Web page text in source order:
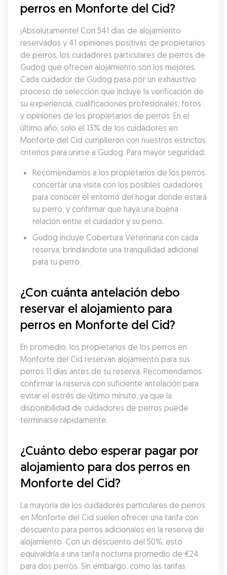
perros en Monforte del Cid?
¡Absolutamente! Con 541 días de alojamiento
reservados y 41 opiniones positivas de propietarios
de perros, los cuidadores particulares de perros de
Gudog que ofrecen alojamiento son los mejores.
Cada cuidador de Gudog pasa por un exhaustivo
proceso de selección que incluye la verificación de
su experiencia, cualificaciones profesionales, fotos
y opiniones de los propietarios de perros. En el
último año, solo el 13% de los cuidadores en
Monforte del Cid cumplieron con nuestros estrictos
criterios para unirse a Gudog. Para mayor seguridad:
Recomendamos a los propietarios de los perros
concertar una visita con los posibles cuidadores
para conocer el entorno del hogar donde estará
su perro, y confirmar que haya una buena
relación entre el cuidador y su perro.
Gudog incluye Cobertura Veterinaria con cada
reserva, brindándote una tranquilidad adicional
para tu perro.
¿Con cuánta antelación debo
reservar el alojamiento para
perros en Monforte del Cid?
En promedio, los propietarios de los perros en
Monforte del Cid reservan alojamiento para sus
perros 11 días antes de su reserva. Recomendamos
confirmar la reserva con suficiente antelación para
evitar el estrés de último minuto, ya que la
disponibilidad de cuidadores de perros puede
terminarse rápidamente.
¿Cuánto debo esperar pagar por
alojamiento para dos perros en
Monforte del Cid?
La mayoría de los cuidadores particulares de perros
en Monforte del Cid suelen ofrecer una tarifa con
descuento para perros adicionales en la reserva de
alojamiento. Con un descuento del 50%, esto
equivaldría a una tarifa nocturna promedio de €24
para dos perros. Sin embargo, como las tarifas